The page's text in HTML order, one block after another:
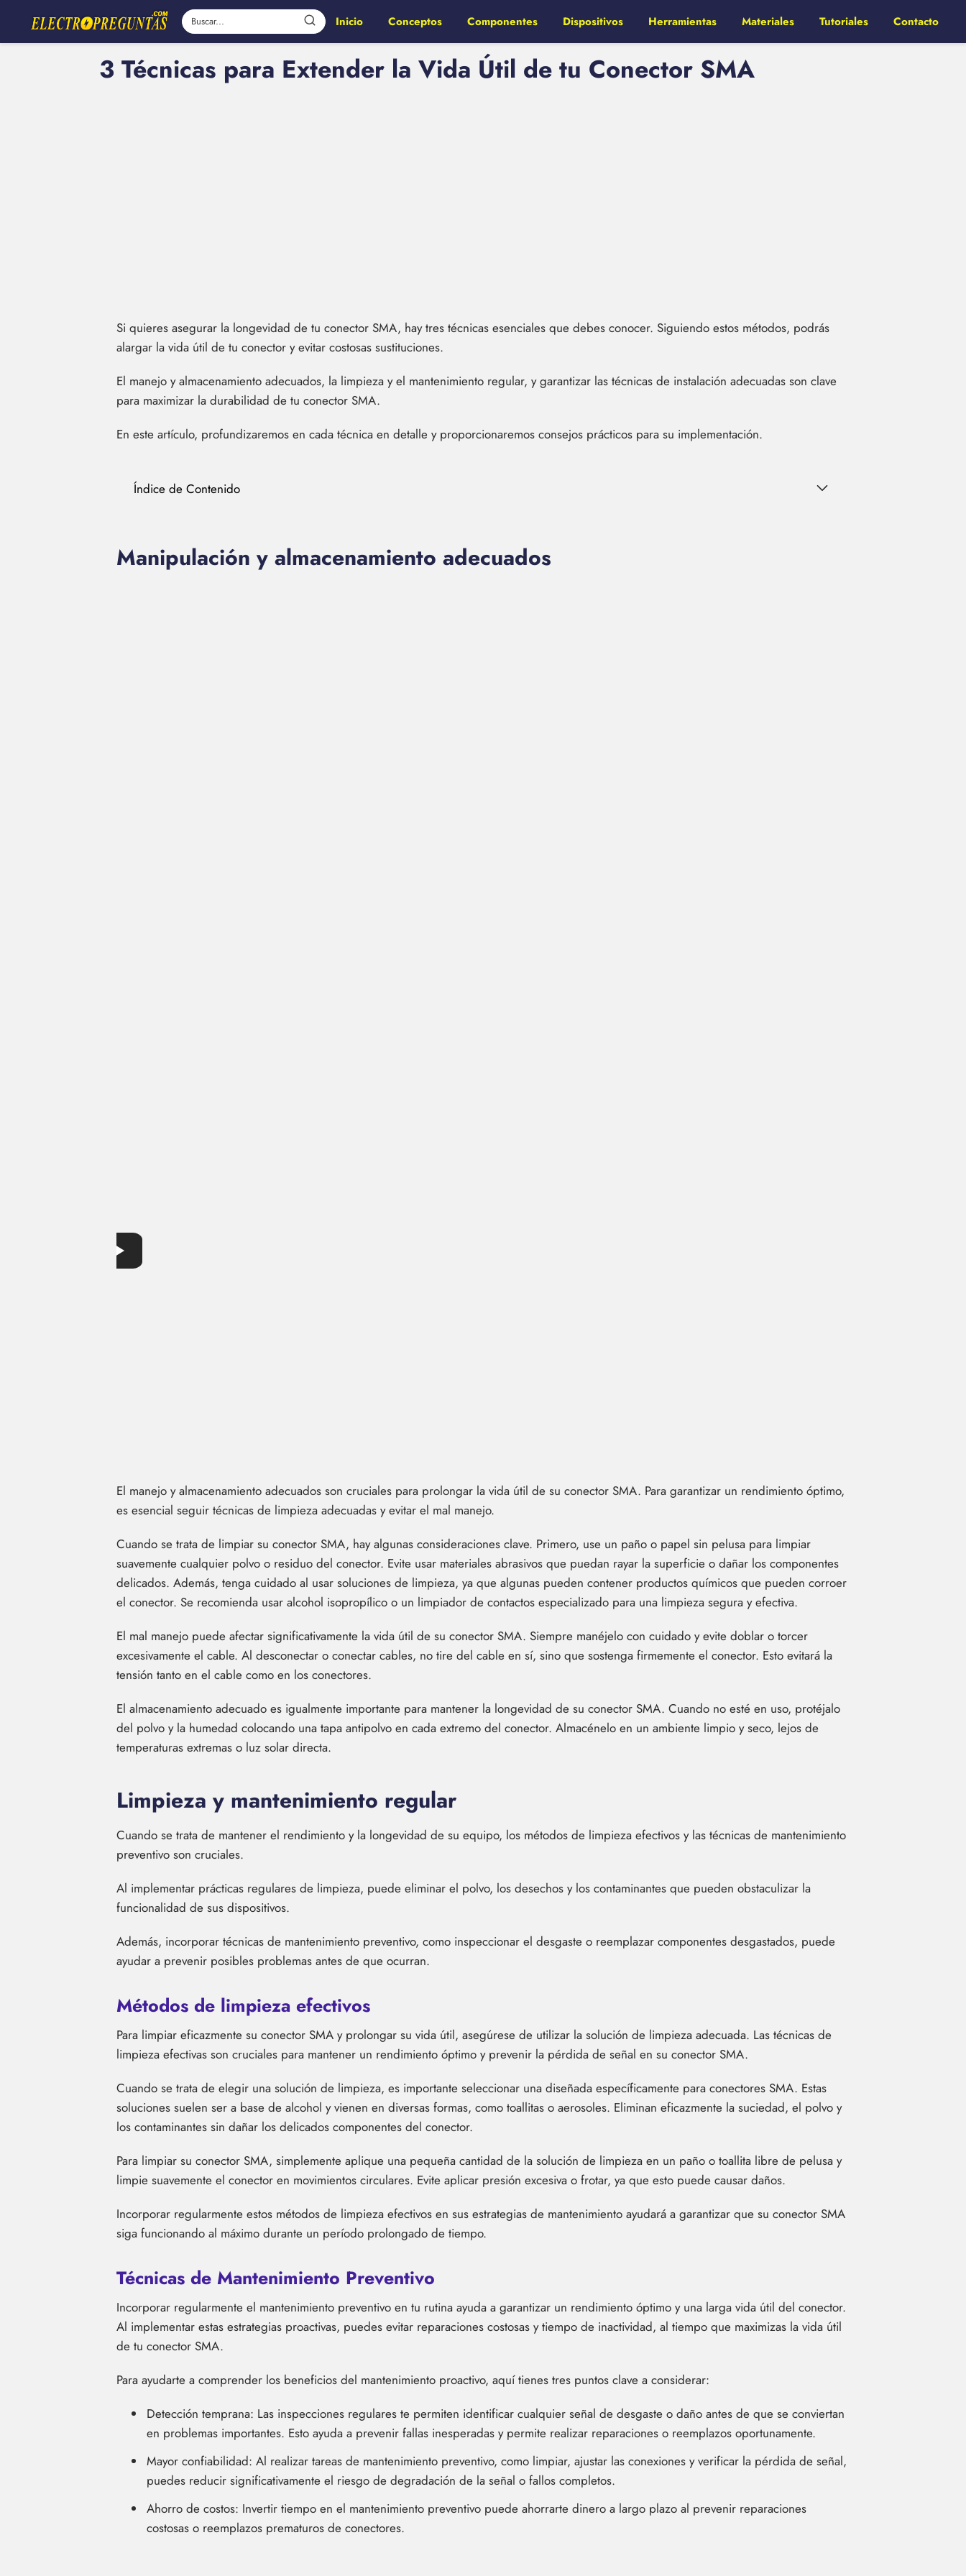
Inicio Conceptos Componentes Dispositivos Herramientas Materiales Tutoriales Contacto
3 Técnicas para Extender la Vida Útil de tu Conector SMA
Si quieres asegurar la longevidad de tu conector SMA, hay tres técnicas esenciales que debes conocer. Siguiendo estos métodos, podrás
alargar la vida útil de tu conector y evitar costosas sustituciones.
El manejo y almacenamiento adecuados, la limpieza y el mantenimiento regular, y garantizar las técnicas de instalación adecuadas son clave
para maximizar la durabilidad de tu conector SMA.
En este artículo, profundizaremos en cada técnica en detalle y proporcionaremos consejos prácticos para su implementación.
Índice de Contenido
Manipulación y almacenamiento adecuados
El manejo y almacenamiento adecuados son cruciales para prolongar la vida útil de su conector SMA. Para garantizar un rendimiento óptimo,
es esencial seguir técnicas de limpieza adecuadas y evitar el mal manejo.
Cuando se trata de limpiar su conector SMA, hay algunas consideraciones clave. Primero, use un paño o papel sin pelusa para limpiar
suavemente cualquier polvo o residuo del conector. Evite usar materiales abrasivos que puedan rayar la superficie o dañar los componentes
delicados. Además, tenga cuidado al usar soluciones de limpieza, ya que algunas pueden contener productos químicos que pueden corroer
el conector. Se recomienda usar alcohol isopropílico o un limpiador de contactos especializado para una limpieza segura y efectiva.
El mal manejo puede afectar significativamente la vida útil de su conector SMA. Siempre manéjelo con cuidado y evite doblar o torcer
excesivamente el cable. Al desconectar o conectar cables, no tire del cable en sí, sino que sostenga firmemente el conector. Esto evitará la
tensión tanto en el cable como en los conectores.
El almacenamiento adecuado es igualmente importante para mantener la longevidad de su conector SMA. Cuando no esté en uso, protéjalo
del polvo y la humedad colocando una tapa antipolvo en cada extremo del conector. Almacénelo en un ambiente limpio y seco, lejos de
temperaturas extremas o luz solar directa.
Limpieza y mantenimiento regular
Cuando se trata de mantener el rendimiento y la longevidad de su equipo, los métodos de limpieza efectivos y las técnicas de mantenimiento
preventivo son cruciales.
Al implementar prácticas regulares de limpieza, puede eliminar el polvo, los desechos y los contaminantes que pueden obstaculizar la
funcionalidad de sus dispositivos.
Además, incorporar técnicas de mantenimiento preventivo, como inspeccionar el desgaste o reemplazar componentes desgastados, puede
ayudar a prevenir posibles problemas antes de que ocurran.
Métodos de limpieza efectivos
Para limpiar eficazmente su conector SMA y prolongar su vida útil, asegúrese de utilizar la solución de limpieza adecuada. Las técnicas de
limpieza efectivas son cruciales para mantener un rendimiento óptimo y prevenir la pérdida de señal en su conector SMA.
Cuando se trata de elegir una solución de limpieza, es importante seleccionar una diseñada específicamente para conectores SMA. Estas
soluciones suelen ser a base de alcohol y vienen en diversas formas, como toallitas o aerosoles. Eliminan eficazmente la suciedad, el polvo y
los contaminantes sin dañar los delicados componentes del conector.
Para limpiar su conector SMA, simplemente aplique una pequeña cantidad de la solución de limpieza en un paño o toallita libre de pelusa y
limpie suavemente el conector en movimientos circulares. Evite aplicar presión excesiva o frotar, ya que esto puede causar daños.
Incorporar regularmente estos métodos de limpieza efectivos en sus estrategias de mantenimiento ayudará a garantizar que su conector SMA
siga funcionando al máximo durante un período prolongado de tiempo.
Técnicas de Mantenimiento Preventivo
Incorporar regularmente el mantenimiento preventivo en tu rutina ayuda a garantizar un rendimiento óptimo y una larga vida útil del conector.
Al implementar estas estrategias proactivas, puedes evitar reparaciones costosas y tiempo de inactividad, al tiempo que maximizas la vida útil
de tu conector SMA.
Para ayudarte a comprender los beneficios del mantenimiento proactivo, aquí tienes tres puntos clave a considerar:
Detección temprana: Las inspecciones regulares te permiten identificar cualquier señal de desgaste o daño antes de que se conviertan
en problemas importantes. Esto ayuda a prevenir fallas inesperadas y permite realizar reparaciones o reemplazos oportunamente.
Mayor confiabilidad: Al realizar tareas de mantenimiento preventivo, como limpiar, ajustar las conexiones y verificar la pérdida de señal,
puedes reducir significativamente el riesgo de degradación de la señal o fallos completos.
Ahorro de costos: Invertir tiempo en el mantenimiento preventivo puede ahorrarte dinero a largo plazo al prevenir reparaciones
costosas o reemplazos prematuros de conectores.